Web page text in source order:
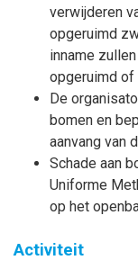
verwijderen
opgeruimd
inname
opgeruimd of
De
bomen en
aanvang van
Schade aan
Uniforme
op het
Activiteit